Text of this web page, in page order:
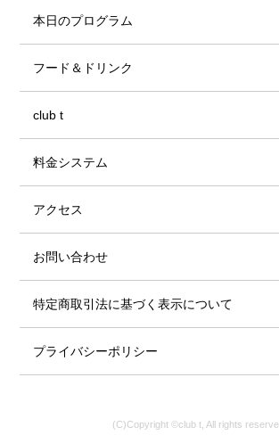
本日のプログラム
フード＆ドリンク
club t
料金システム
アクセス
お問い合わせ
特定商取引法に基づく表示について
プライバシーポリシー
(C)Copyright ©club t, All rights